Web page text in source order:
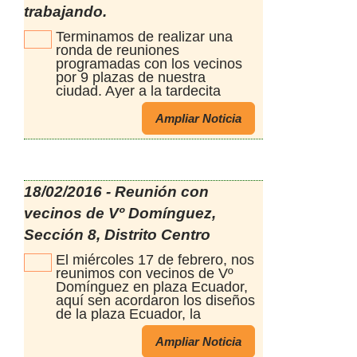
trabajando.
Terminamos de realizar una
ronda de reuniones
programadas con los vecinos
por 9 plazas de nuestra
ciudad. Ayer a la tardecita
visitamos la plaza de Sol y
Lago, los vecinos allí reunidos
nos comentaron sus
su alegría y satisfacción por el
uso que hacen los vecinos del
Gym, mesas y bancos, y los
mas pequeños de los juegos,
colocados en esta plaza a
través del PP Así recorrimos
las plazas, donde la
Municipalidad está trabajando
a través del PP. En algunas se
iniciará la 1ra etapa de
construcción y en otras
continuaran las 2das y 3ras
etapas de lo diseñado y
Ampliar Noticia
18/02/2016 - Reunión con
vecinos de Vº Domínguez,
Sección 8, Distrito Centro
El miércoles 17 de febrero, nos
reunimos con vecinos de Vº
Domínguez en plaza Ecuador,
aquí sen acordaron los diseños
de la plaza Ecuador, la
plazoleta Urquiza y los últimos
detalles del espacio verde de
Ampliar Noticia